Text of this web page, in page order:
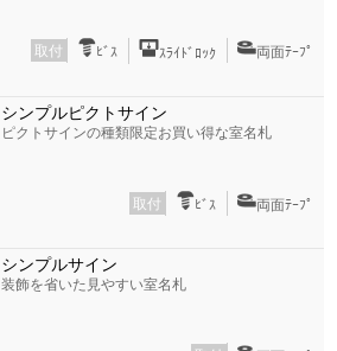
取付 ﾋﾞｽ ｽﾗｲﾄﾞﾛｯｸ 両面ﾃｰﾌﾟ
シンプルピクトサイン
ピクトサインの種類限定お買い得な室名札
取付 ﾋﾞｽ 両面ﾃｰﾌﾟ
シンプルサイン
装飾を省いた見やすい室名札